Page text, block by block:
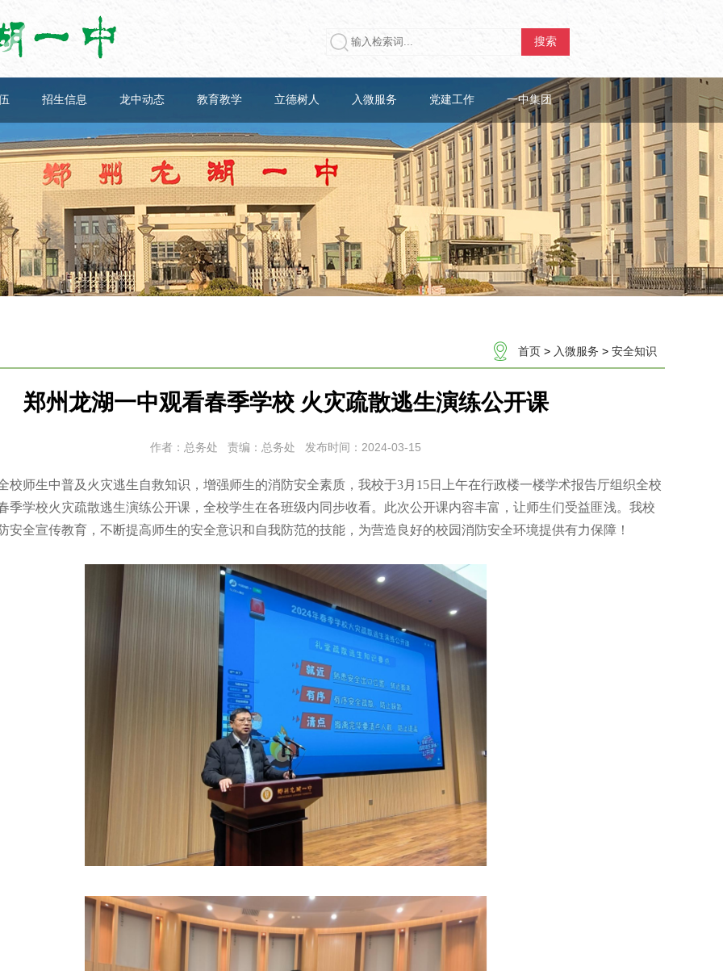
搜索
招生信息 龙中动态 教育教学 立德树人 入微服务 党建工作 一中集团
首页 > 入微服务 > 安全知识
郑州龙湖一中观看春季学校 火灾疏散逃生演练公开课
作者：总务处 责编：总务处 发布时间： 2024-03-15
校师生中普及火灾逃生自救知识，增强师生的消防安全素质，我校于3月15日上午在行政楼一楼学术报告厅组织全校
季学校火灾疏散逃生演练公开课，全校学生在各班级内同步收看。此次公开课内容丰富，让师生们受益匪浅。我校
安全宣传教育，不断提高师生的安全意识和自我防范的技能，为营造良好的校园消防安全环境提供有力保障！